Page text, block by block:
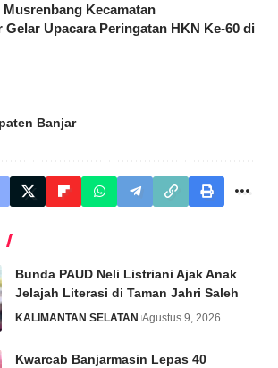
Kecamatan
Gelar Upacara Peringatan HKN Ke-60 di
Banjar
Bunda PAUD Neli Listriani Ajak Anak
Jelajah Literasi di Taman Jahri Saleh
KALIMANTAN SELATAN Agustus 9, 2026
Kwarcab Banjarmasin Lepas 40